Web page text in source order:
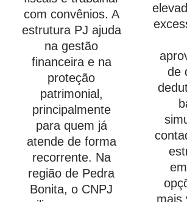
com convênios. A
estrutura PJ ajuda
na gestão
financeira e na
proteção
patrimonial,
principalmente
para quem já
atende de forma
recorrente. Na
região de Pedra
Bonita, o CNPJ
de
mais